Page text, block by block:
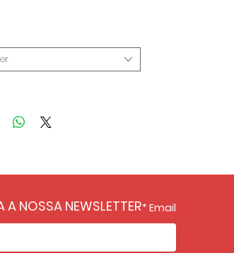
A NOSSA NEWSLETTER Email